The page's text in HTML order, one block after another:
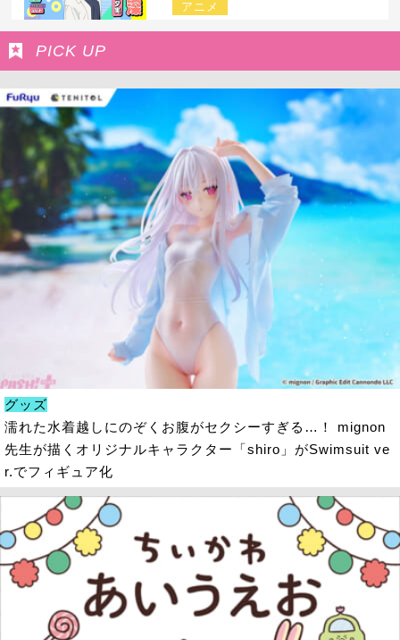
アニメ
PICK UP
グッズ
濡れた水着越しにのぞくお腹がセクシーすぎる…！ mignon
先生が描くオリジナルキャラクター「shiro」がSwimsuit ve
r.でフィギュア化